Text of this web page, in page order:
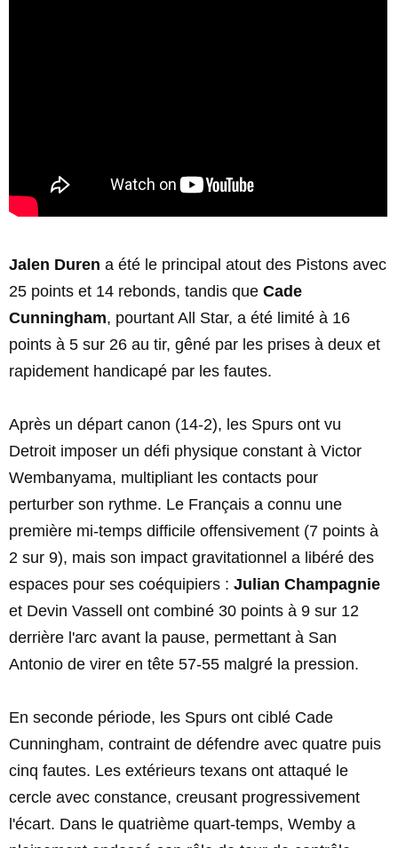
Jalen Duren a été le principal atout des Pistons avec
25 points et 14 rebonds, tandis que Cade
Cunningham, pourtant All Star, a été limité à 16
points à 5 sur 26 au tir, gêné par les prises à deux et
rapidement handicapé par les fautes.
Après un départ canon (14-2), les Spurs ont vu
Detroit imposer un défi physique constant à Victor
Wembanyama, multipliant les contacts pour
perturber son rythme. Le Français a connu une
première mi-temps difficile offensivement (7 points à
2 sur 9), mais son impact gravitationnel a libéré des
espaces pour ses coéquipiers : Julian Champagnie
et Devin Vassell ont combiné 30 points à 9 sur 12
derrière l'arc avant la pause, permettant à San
Antonio de virer en tête 57-55 malgré la pression.
En seconde période, les Spurs ont ciblé Cade
Cunningham, contraint de défendre avec quatre puis
cinq fautes. Les extérieurs texans ont attaqué le
cercle avec constance, creusant progressivement
l'écart. Dans le quatrième quart-temps, Wemby a